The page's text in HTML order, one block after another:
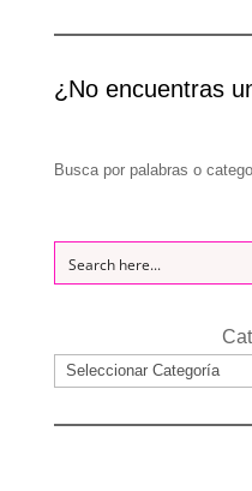
¿No encuentras
Busca por palabras o